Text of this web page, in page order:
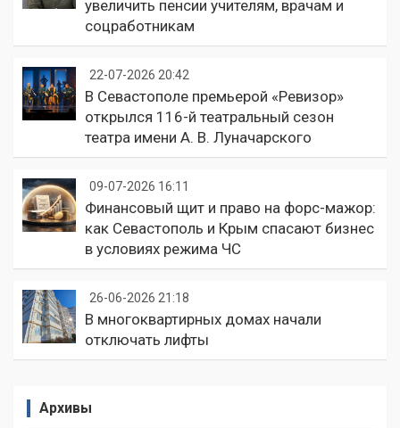
увеличить пенсии учителям, врачам и
соцработникам
22-07-2026 20:42
В Севастополе премьерой «Ревизор»
открылся 116-й театральный сезон
театра имени А. В. Луначарского
09-07-2026 16:11
Финансовый щит и право на форс-мажор:
как Севастополь и Крым спасают бизнес
в условиях режима ЧС
26-06-2026 21:18
В многоквартирных домах начали
отключать лифты
Архивы